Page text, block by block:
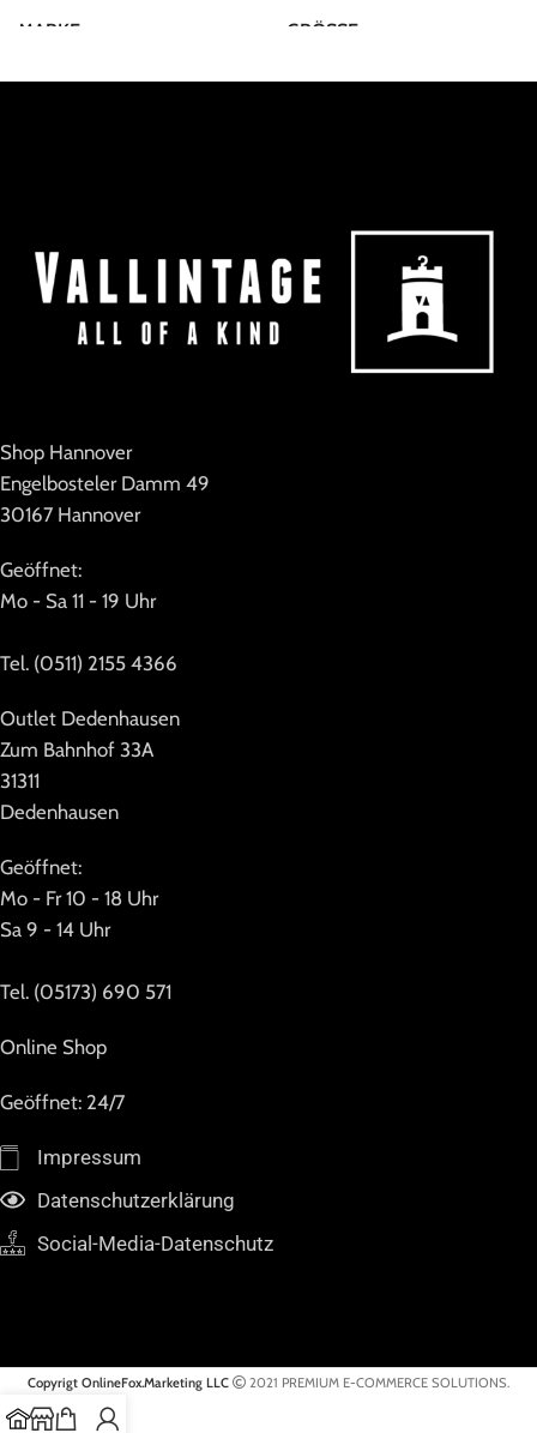
MARKE GRÖSSE
Shop Hannover
Engelbosteler Damm 49
30167 Hannover
Geöffnet:
Mo - Sa 11 - 19 Uhr
Tel. (0511) 2155 4366
Outlet Dedenhausen
Zum Bahnhof 33A
31311
Dedenhausen
Geöffnet:
Mo - Fr 10 - 18 Uhr
Sa 9 - 14 Uhr
Tel. (05173) 690 571
Online Shop
Geöffnet: 24/7
Impressum
Datenschutzerklärung
Social-Media-Datenschutz
Copyrigt OnlineFox.Marketing LLC 2021 PREMIUM E-COMMERCE SOLUTIONS.